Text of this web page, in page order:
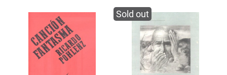
Sold out